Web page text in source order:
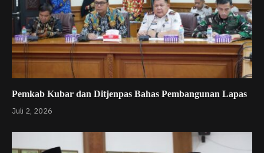
Pemkab Kubar dan Ditjenpas Bahas Pembangunan Lapas
Juli 2, 2026